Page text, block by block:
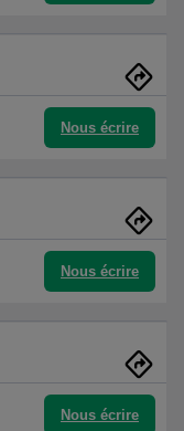
Nous écrire
Nous écrire
Nous écrire